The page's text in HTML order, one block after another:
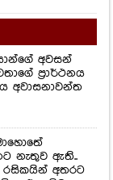
අවසන්
ප්‍රාර්ථනය
අවාසනාවන්ත
නැතුව ඇති..
රසිකයින් අතරට